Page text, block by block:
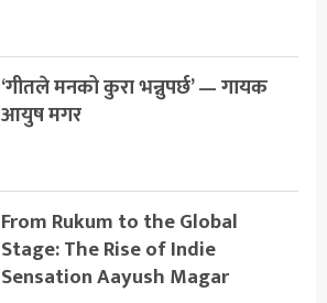
‘गीतले मनको कुरा भन्नुपर्छ’ — गायक
आयुष मगर
From Rukum to the Global
Stage: The Rise of Indie
Sensation Aayush Magar